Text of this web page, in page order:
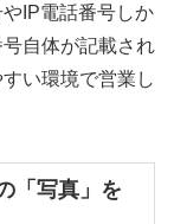
IP電話番号しか
自体が記載され
い環境で営業し
「写真」を